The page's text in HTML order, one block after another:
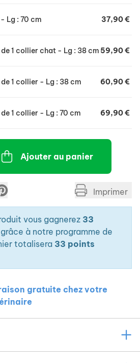
Lg : 70 cm 37,90 €
1 collier chat - Lg : 38 cm 59,90 €
1 collier - Lg : 38 cm 60,90 €
1 collier - Lg : 70 cm 69,90 €
Ajouter au panier
Imprimer
vous gagnerez 33
grâce à notre programme de
totalisera 33 points
gratuite chez votre